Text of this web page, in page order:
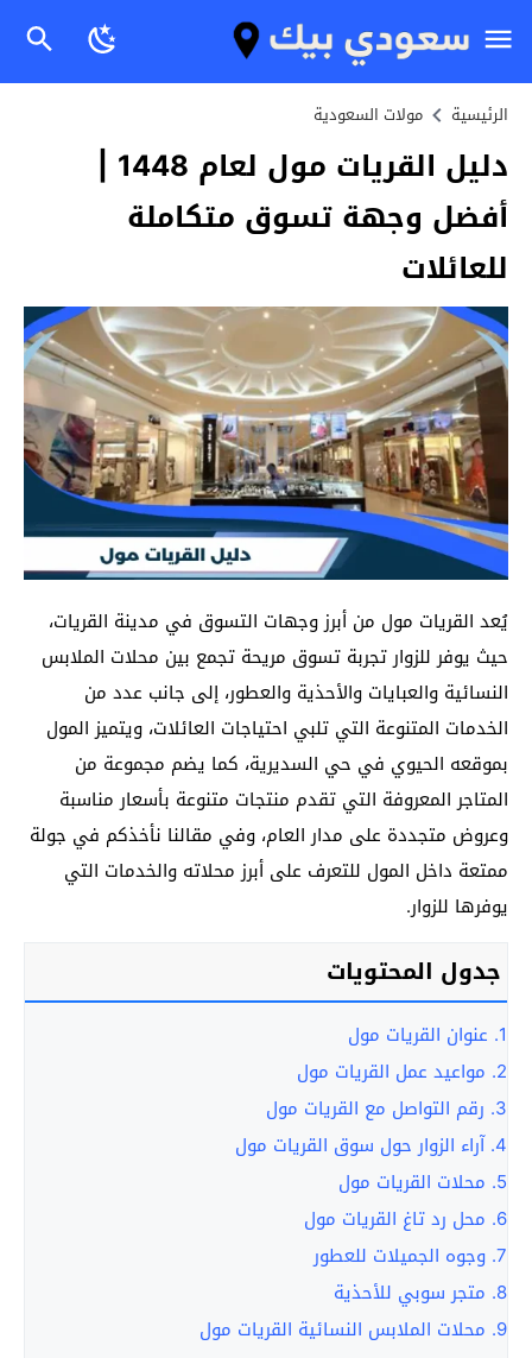
الرئيسية مولات السعودية
دليل القريات مول لعام 1448 |
أفضل وجهة تسوق متكاملة
للعائلات
يُعد القريات مول من أبرز وجهات التسوق في مدينة القريات،
حيث يوفر للزوار تجربة تسوق مريحة تجمع بين محلات الملابس
النسائية والعبايات والأحذية والعطور، إلى جانب عدد من
الخدمات المتنوعة التي تلبي احتياجات العائلات، ويتميز المول
بموقعه الحيوي في حي السديرية، كما يضم مجموعة من
المتاجر المعروفة التي تقدم منتجات متنوعة بأسعار مناسبة
وعروض متجددة على مدار العام، وفي مقالنا نأخذكم في جولة
ممتعة داخل المول للتعرف على أبرز محلاته والخدمات التي
يوفرها للزوار.
جدول المحتويات
1. عنوان القريات مول
2. مواعيد عمل القريات مول
3. رقم التواصل مع القريات مول
4. آراء الزوار حول سوق القريات مول
5. محلات القريات مول
6. محل رد تاغ القريات مول
7. وجوه الجميلات للعطور
8. متجر سوبي للأحذية
9. محلات الملابس النسائية القريات مول